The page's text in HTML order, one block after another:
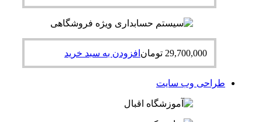
29,700,000 تومان افزودن به سبد خرید
طراحی وب سایت